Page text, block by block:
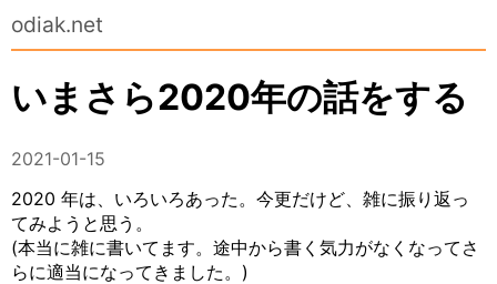
odiak.net
いまさら2020年の話をする
2021-01-15
2020 年は、いろいろあった。今更だけど、雑に振り返っ
てみようと思う。
(本当に雑に書いてます。途中から書く気力がなくなってさ
らに適当になってきました。)